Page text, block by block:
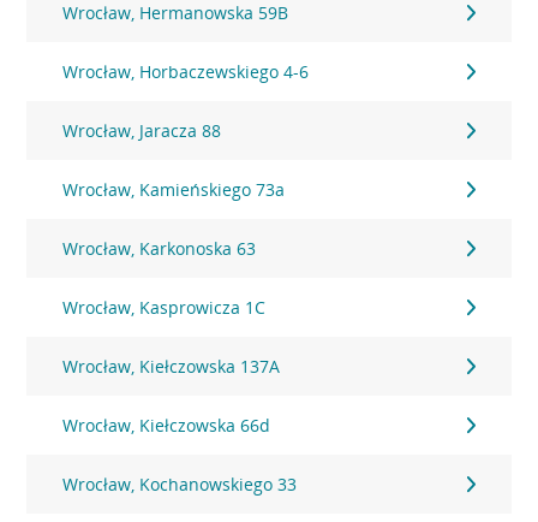
Wrocław, Hermanowska 59B
Wrocław, Horbaczewskiego 4-6
Wrocław, Jaracza 88
Wrocław, Kamieńskiego 73a
Wrocław, Karkonoska 63
Wrocław, Kasprowicza 1C
Wrocław, Kiełczowska 137A
Wrocław, Kiełczowska 66d
Wrocław, Kochanowskiego 33